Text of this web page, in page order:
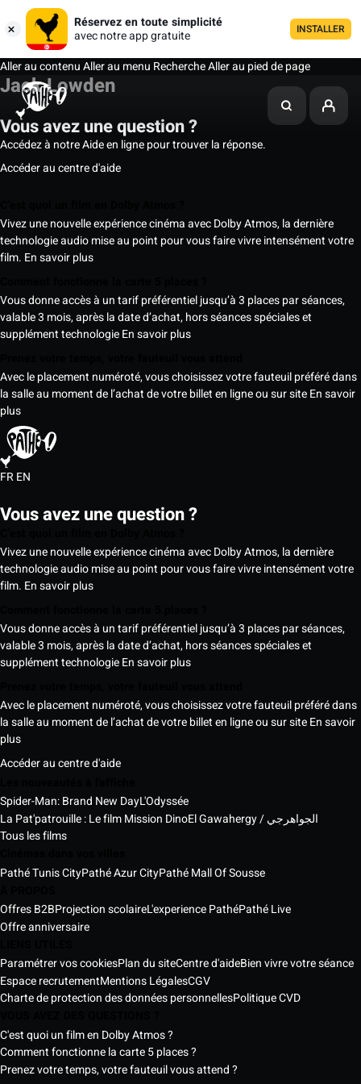
Réservez en toute simplicité
avec notre app gratuite
INSTALLER
Aller au contenuAller au menu RechercheAller au pied de page
Jack Lowden
Vous avez une question ?
Accédez à notre Aide en ligne pour trouver la réponse.
Accéder au centre d'aide
Vivez une nouvelle expérience cinéma avec Dolby Atmos, la dernière
technologie audio mise au point pour vous faire vivre intensément votre
film. En savoir plus
Vous donne accès à un tarif préférentiel jusqu’à 3 places par séances,
valable 3 mois, après la date d’achat, hors séances spéciales et
supplément technologieEn savoir plus
Avec le placement numéroté, vous choisissez votre fauteuil préféré dans
la salle au moment de l’achat de votre billet en ligne ou sur siteEn savoir
plus
FREN
Vous avez une question ?
Vivez une nouvelle expérience cinéma avec Dolby Atmos, la dernière
technologie audio mise au point pour vous faire vivre intensément votre
film. En savoir plus
Vous donne accès à un tarif préférentiel jusqu’à 3 places par séances,
valable 3 mois, après la date d’achat, hors séances spéciales et
supplément technologieEn savoir plus
Avec le placement numéroté, vous choisissez votre fauteuil préféré dans
la salle au moment de l’achat de votre billet en ligne ou sur siteEn savoir
plus
Accéder au centre d'aide
Spider-Man: Brand New DayL'Odyssée
La Pat'patrouille : Le film Mission Dino
El Gawahergy / الجواهرجي
Tous les films
Pathé Tunis CityPathé Azur CityPathé Mall Of Sousse
Offres B2BProjection scolaireL'experience PathéPathé Live
Offre anniversaire
Paramétrer vos cookiesPlan du siteCentre d'aideBien vivre votre séance
Espace recrutementMentions LégalesCGV
Charte de protection des données personnellesPolitique CVD
C'est quoi un film en Dolby Atmos ?
Comment fonctionne la carte 5 places ?
Prenez votre temps, votre fauteuil vous attend ?